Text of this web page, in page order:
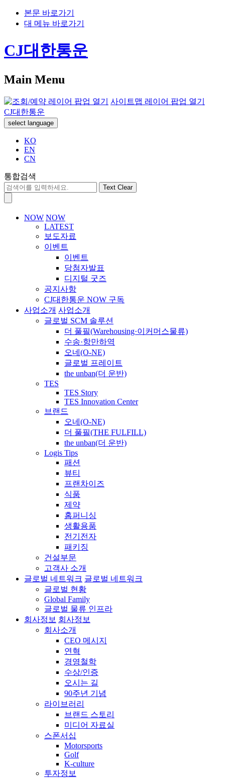
본문 바로가기
대 메뉴 바로가기
CJ대한통운
Main Menu
사이트맵 레이어 팝업 열기
CJ대한통운
select language
KO
EN
CN
통합검색
Text Clear
NOW NOW
LATEST
보도자료
이벤트
이벤트
당첨자발표
디지털 굿즈
공지사항
CJ대한통운 NOW 구독
사업소개 사업소개
글로벌 SCM 솔루션
더 풀필(Warehousing·이커머스물류)
수송·항만하역
오네(O-NE)
글로벌 프레이트
the unban(더 운반)
TES
TES Story
TES Innovation Center
브랜드
오네(O-NE)
더 풀필(THE FULFILL)
the unban(더 운반)
Logis Tips
패션
뷰티
프랜차이즈
식품
제약
홈퍼니싱
생활용품
전기전자
패키징
건설부문
고객사 소개
글로벌 네트워크 글로벌 네트워크
글로벌 현황
Global Family
글로벌 물류 인프라
회사정보 회사정보
회사소개
CEO 메시지
연혁
경영철학
수상/인증
오시는 길
90주년 기념
라이브러리
브랜드 스토리
미디어 자료실
스폰서십
Motorsports
Golf
K-culture
투자정보